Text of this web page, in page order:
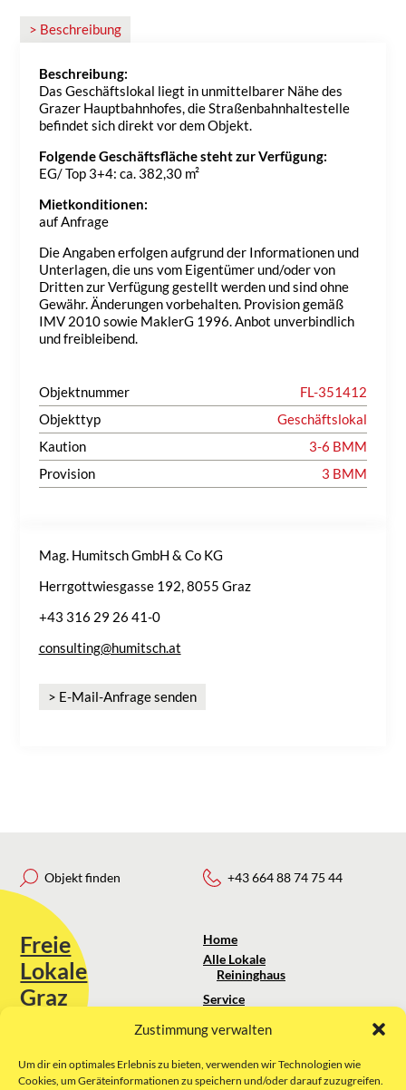
Zustimmung verwalten
Um dir ein optimales Erlebnis zu bieten, verwenden wir Technologien wie
Cookies, um Geräteinformationen zu speichern und/oder darauf zuzugreifen.
> Beschreibung
Beschreibung:
Das Geschäftslokal liegt in unmittelbarer Nähe des
Grazer Hauptbahnhofes, die Straßenbahnhaltestelle
befindet sich direkt vor dem Objekt.
Folgende Geschäftsfläche steht zur Verfügung:
EG/ Top 3+4: ca. 382,30 m²
Mietkonditionen:
auf Anfrage
Die Angaben erfolgen aufgrund der Informationen und
Unterlagen, die uns vom Eigentümer und/oder von
Dritten zur Verfügung gestellt werden und sind ohne
Gewähr. Änderungen vorbehalten. Provision gemäß
IMV 2010 sowie MaklerG 1996. Anbot unverbindlich
und freibleibend.
Objektnummer
FL-351412
Objekttyp
Geschäftslokal
Kaution
3-6 BMM
Provision
3 BMM
Mag. Humitsch GmbH & Co KG
Herrgottwiesgasse 192, 8055 Graz
+43 316 29 26 41-0
consulting@humitsch.at
> E-Mail-Anfrage senden
Objekt finden
Freie
Lokale
Graz
Sie erreichen uns unter:
kontakt@freielokale-graz.at
+43 664 88 74 75 44
Home
Alle Lokale
Reininghaus
Service
Über uns
Impressum